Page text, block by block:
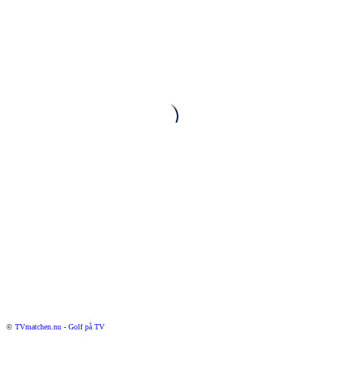
© TVmatchen.nu - Golf på TV